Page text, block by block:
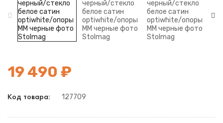
19 490 ₽
Код товара: 127709